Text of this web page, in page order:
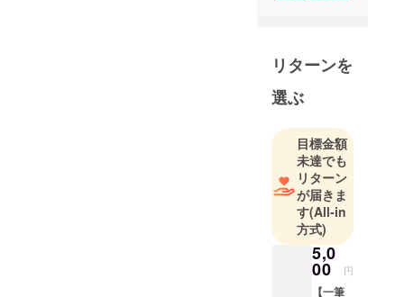
リターンを
選ぶ
目標金額
未達でも
リターン
が届きま
す(All-in
方式)
5,0
00 円
【一筆